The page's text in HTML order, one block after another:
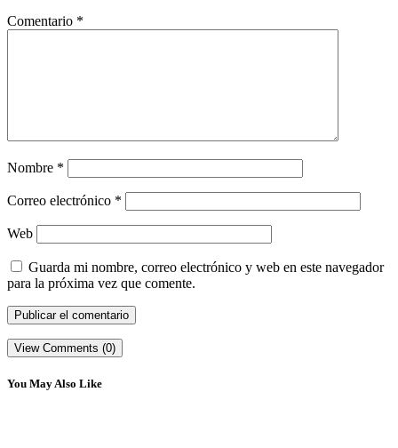
Comentario *
Nombre *
Correo electrónico *
Web
Guarda mi nombre, correo electrónico y web en este navegador
para la próxima vez que comente.
View Comments (0)
You May Also Like